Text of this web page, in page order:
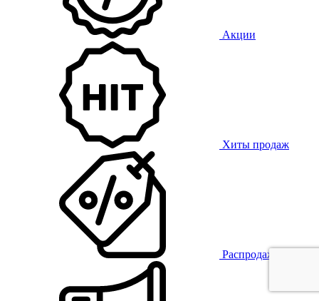
Акции
Хиты продаж
Распродажа